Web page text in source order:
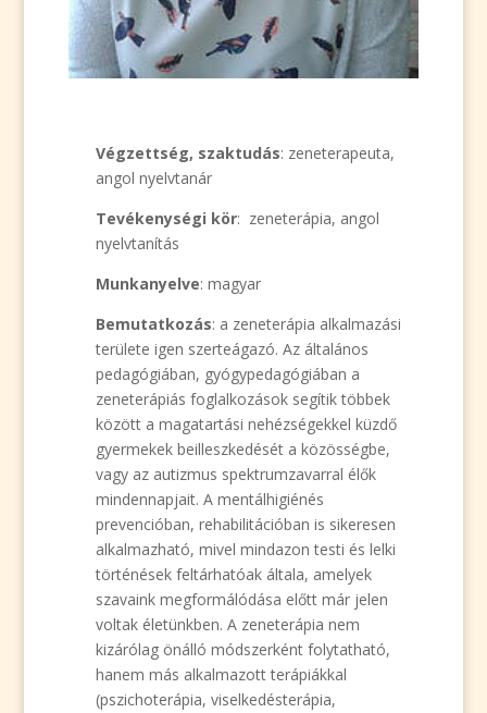
Végzettség, szaktudás: zeneterapeuta,
angol nyelvtanár
Tevékenységi kör: zeneterápia, angol
nyelvtanítás
Munkanyelve: magyar
Bemutatkozás: a zeneterápia alkalmazási
területe igen szerteágazó. Az általános
pedagógiában, gyógypedagógiában a
zeneterápiás foglalkozások segítik többek
között a magatartási nehézségekkel küzdő
gyermekek beilleszkedését a közösségbe,
vagy az autizmus spektrumzavarral élők
mindennapjait. A mentálhigiénés
prevencióban, rehabilitációban is sikeresen
alkalmazható, mivel mindazon testi és lelki
történések feltárhatóak általa, amelyek
szavaink megformálódása előtt már jelen
voltak életünkben. A zeneterápia nem
kizárólag önálló módszerként folytatható,
hanem más alkalmazott terápiákkal
(pszichoterápia, viselkedésterápia,